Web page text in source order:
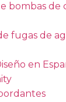
bombas de
fugas de
en